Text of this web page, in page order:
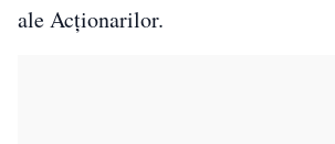
ale Acționarilor.